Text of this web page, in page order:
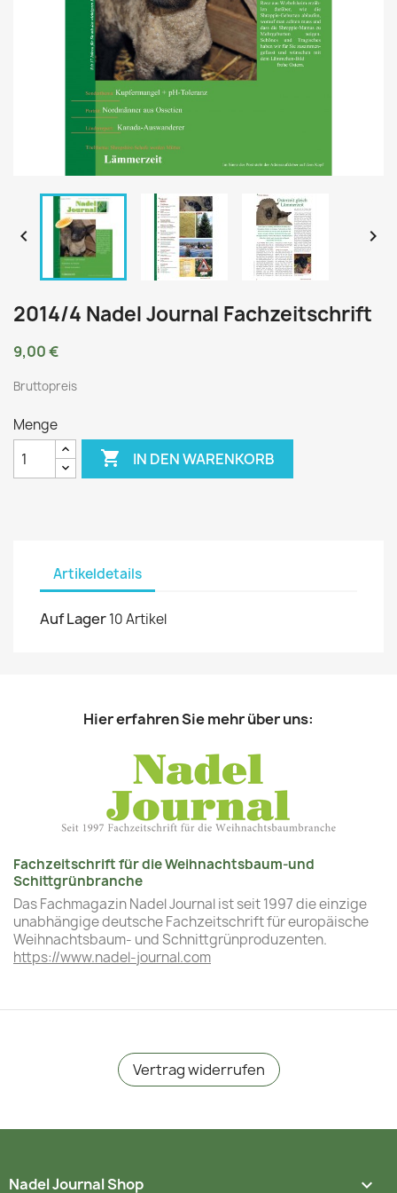
 
2014/4 Nadel Journal Fachzeitschrift
9,00 €
Bruttopreis
Menge
 IN DEN WARENKORB
Artikeldetails
Auf Lager10 Artikel
Hier erfahren Sie mehr über uns:
Fachzeitschrift für die Weihnachtsbaum-und
Schittgrünbranche
Das Fachmagazin Nadel Journal ist seit 1997 die einzige
unabhängige deutsche Fachzeitschrift für europäische
Weihnachtsbaum- und Schnittgrünproduzenten.
https://www.nadel-journal.com
Vertrag widerrufen
Nadel Journal Shop 